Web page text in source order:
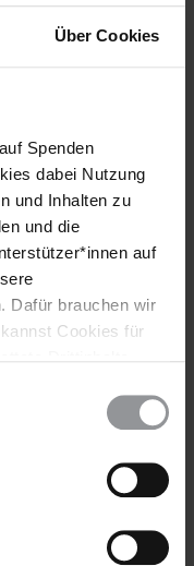
Über Cookies
Spenden
dabei Nutzung
und Inhalten zu
und die
auf
Dafür brauchen wir
Cookies für
Du über den Link
und mach dich
und stimme